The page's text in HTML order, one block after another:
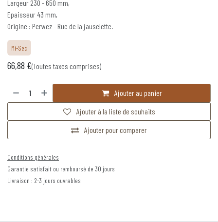
Largeur 230 - 650 mm,
Epaisseur 43 mm,
Origine : Perwez - Rue de la jauselette.
Mi-Sec
66,88 €(Toutes taxes comprises)
Ajouter au panier
Ajouter pour comparer
Ajouter à la liste de souhaits
Conditions générales
Garantie satisfait ou remboursé de 30 jours
Livraison : 2-3 jours ouvrables